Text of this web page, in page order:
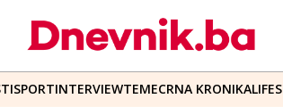
SPORTINTERVIEWTEMECRNA KRONIKA